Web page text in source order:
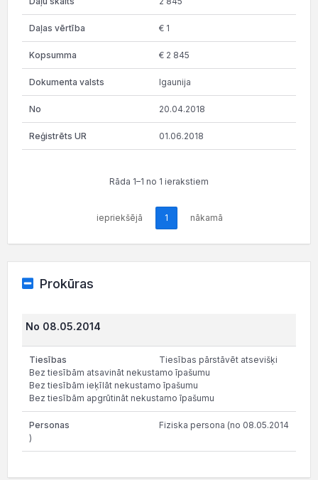
€ 1
€ 2 845
Igaunija
20.04.2018
01.06.2018
Rāda 1–1 no 1 ierakstiem
iepriekšējā 1 nākamā
Prokūras
No 08.05.2014
Tiesības pārstāvēt atsevišķi
Bez tiesībām atsavināt nekustamo īpašumu
Bez tiesībām ieķīlāt nekustamo īpašumu
Bez tiesībām apgrūtināt nekustamo īpašumu
Fiziska persona (no 08.05.2014
)